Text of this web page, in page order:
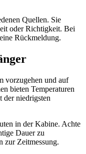
Quellen. Sie
oder Richtigkeit. Bei
Rückmeldung.
vorzugehen und auf
bieten Temperaturen
der niedrigsten
in der Kabine. Achte
Dauer zu
zur Zeitmessung.